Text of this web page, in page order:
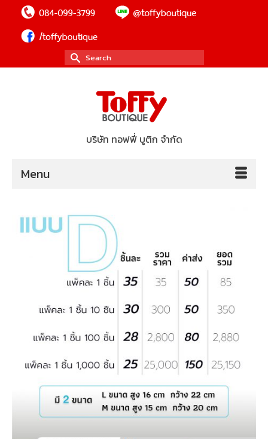
Search
for:
บริษัท ทอฟฟี่ บูติก จำกัด
Menu